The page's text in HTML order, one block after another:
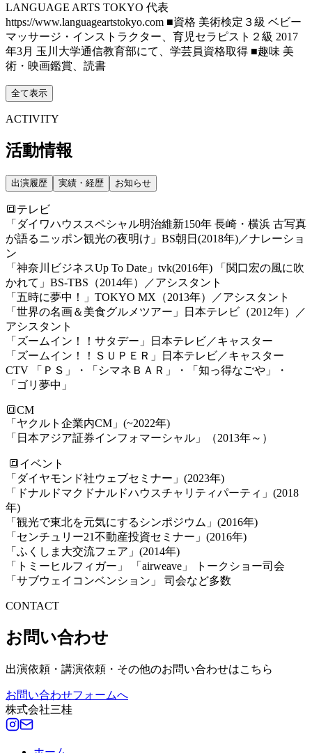
LANGUAGE ARTS TOKYO 代表
https://www.languageartstokyo.com ■資格 美術検定３級 ベビー
マッサージ・インストラクター、育児セラピスト２級 2017
年3月 玉川大学通信教育部にて、学芸員資格取得 ■趣味 美
術・映画鑑賞、読書
全て表示
ACTIVITY
活動情報
出演履歴 実績・経歴 お知らせ
🔳テレビ
「ダイワハウススペシャル明治維新150年 長崎・横浜 古写真
が語るニッポン観光の夜明け」BS朝日(2018年)／ナレーショ
ン
「神奈川ビジネスUp To Date」tvk(2016年) 「関口宏の風に吹
かれて」BS-TBS（2014年）／アシスタント
「五時に夢中！」TOKYO MX（2013年）／アシスタント
「世界の名画＆美食グルメツアー」日本テレビ（2012年）／
アシスタント
「ズームイン！！サタデー」日本テレビ／キャスター
「ズームイン！！ＳＵＰＥＲ」日本テレビ／キャスター
CTV 「ＰＳ」・「シマネＢＡＲ」・「知っ得なごや」・
「ゴリ夢中」
🔳CM
「ヤクルト企業内CM」(~2022年)
「日本アジア証券インフォマーシャル」（2013年～）
🔳イベント
「ダイヤモンド社ウェブセミナー」(2023年)
「ドナルドマクドナルドハウスチャリティパーティ」(2018
年)
「観光で東北を元気にするシンポジウム」(2016年)
「センチュリー21不動産投資セミナー」(2016年)
「ふくしま大交流フェア」(2014年)
「トミーヒルフィガー」 「airweave」 トークショー司会
「サブウェイコンベンション」 司会など多数
CONTACT
お問い合わせ
出演依頼・講演依頼・その他のお問い合わせはこちら
お問い合わせフォームへ
株式会社三桂